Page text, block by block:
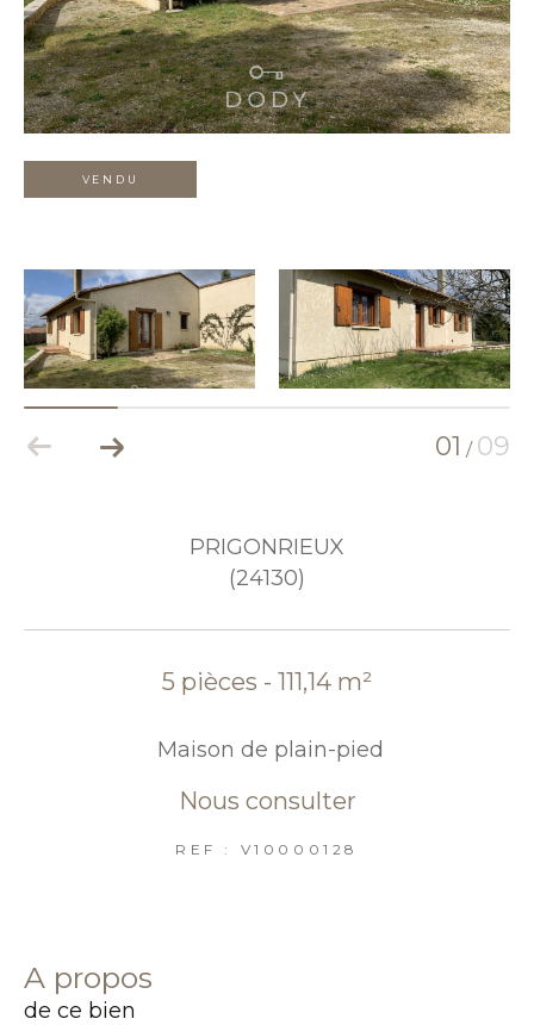
VENDU
01 / 09
PRIGONRIEUX
(24130)
5 pièces - 111,14 m²
Maison de plain-pied
Nous consulter
REF : V10000128
a propos
de ce bien